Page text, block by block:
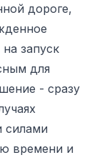
дороге,
запуск
для
- сразу
силами
времени и